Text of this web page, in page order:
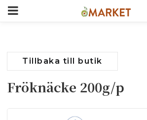
Tillbaka till butik
Fröknäcke 200g/p